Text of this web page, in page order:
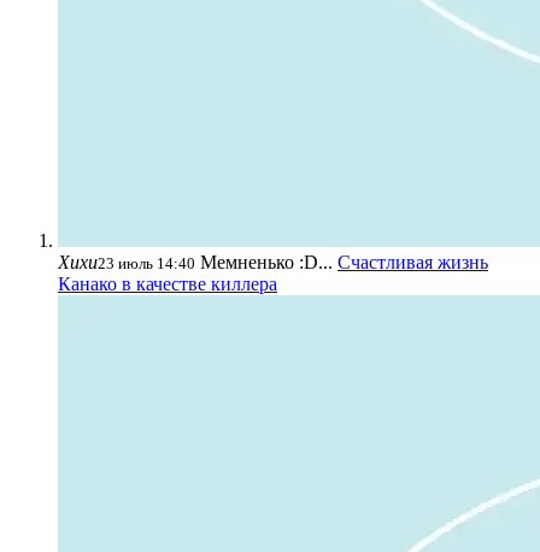
Хихи23 июль 14:40 Мемненько :D... Счастливая жизнь
Канако в качестве киллера